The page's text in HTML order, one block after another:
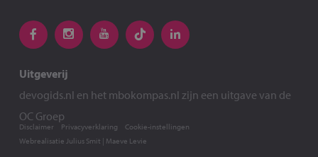
Uitgeverij
devogids.nl en het mbokompas.nl zijn een uitgave van de
OC Groep
Webrealisatie Julius Smit | Maeve Levie
Disclaimer Privacyverklaring Cookie-instellingen